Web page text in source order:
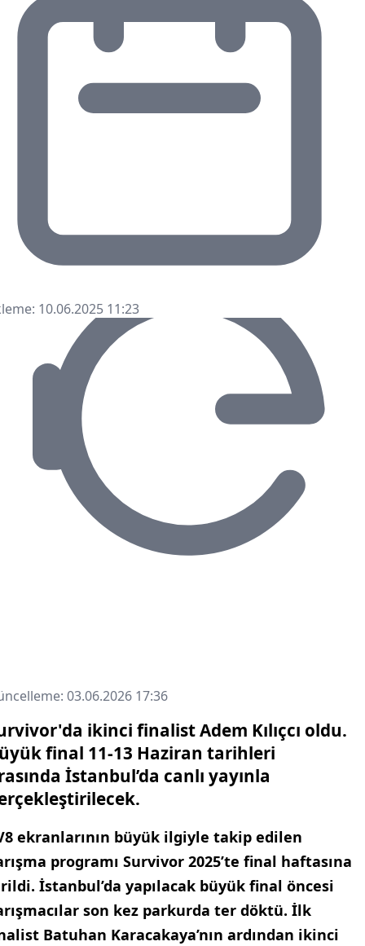
10.06.2025 11:23
03.06.2026 17:36
ikinci finalist Adem Kılıçcı oldu.
final 11-13 Haziran tarihleri
İstanbul’da canlı yayınla
ekranlarının büyük ilgiyle takip edilen
programı Survivor 2025’te final haftasına
İstanbul’da yapılacak büyük final öncesi
son kez parkurda ter döktü. İlk
Batuhan Karacakaya’nın ardından ikinci